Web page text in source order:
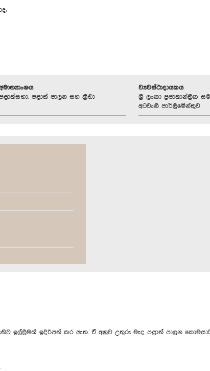
පළාත් පාලන සහ ක්‍රීඩා
ව්‍යවස්ථාදායකය
ශ්‍රී ලංකා ප්‍රජාතාන්ත්‍රික
අටවැනි පාර්ලිමේන්තුව
ඉල්ලීමක් ඉදිරිපත් කර ඇත. ඒ අනුව උතුරු මැද පළාත් පාලන